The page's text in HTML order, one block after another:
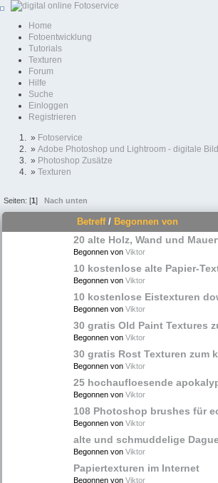
Home
Fotoentwicklung
Tutorials
Texturen
Forum
Hilfe
Suche
Einloggen
Registrieren
» Fotoservice
» Adobe Photoshop und Lightroom - digitale
» Photoshop Zusätze
» Texturen
Seiten: [1] Nach unten
Betreff/ Begonnen von
20 alte Holz, Wand und
Begonnen von Viktor
10 kostenlose alte Papier-
Begonnen von Viktor
10 kostenlose Eistexturen
Begonnen von Viktor
30 gratis Old Paint Textures
Begonnen von Viktor
30 gratis Rost Texturen zum
Begonnen von Viktor
25 hochaufloesende
Begonnen von Viktor
108 Photoshop brushes für
Begonnen von Viktor
alte und schmuddelige
Begonnen von Viktor
Papiertexturen im Internet
Begonnen von Viktor